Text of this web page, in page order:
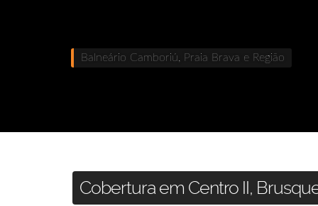
Balneário Camboriú, Praia Brava e Região
Cobertura em Centro II,